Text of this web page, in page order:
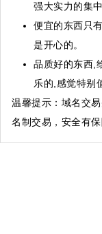
强大实力的集
便宜的东西只
是开心的。
品质好的东西,
乐的,感觉特别
温馨提示 ：域名交
名制交易，安全有保